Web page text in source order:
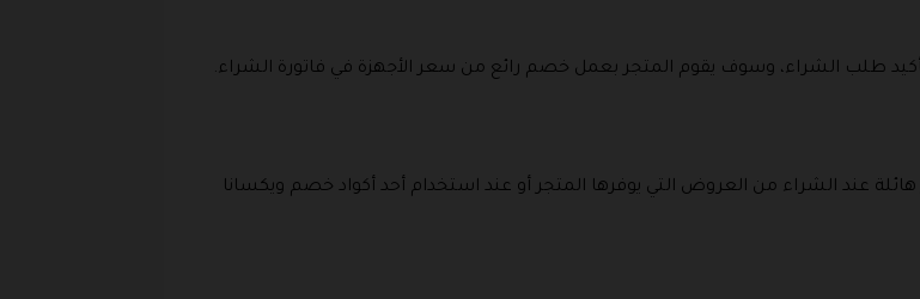
طلب الشراء، وسوف يقوم المتجر بعمل خصم رائع من سعر الأجهزة في فاتورة الشراء.
عند الشراء من العروض التي يوفرها المتجر أو عند استخدام أحد أكواد خصم ويكسانا